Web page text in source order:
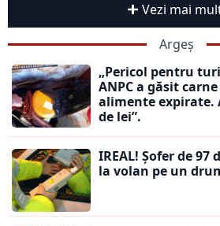
Vezi mai
Argeș
„Pericol pentru
ANPC a găsit
alimente expirate.
de lei”.
IREAL! Șofer de 97
la volan pe un